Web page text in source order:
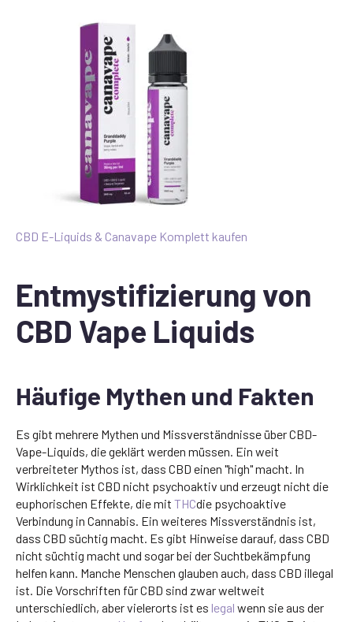
CBD E-Liquids & Canavape Komplett kaufen
Entmystifizierung von
CBD Vape Liquids
Häufige Mythen und Fakten
Es gibt mehrere Mythen und Missverständnisse über CBD-
Vape-Liquids, die geklärt werden müssen. Ein weit
verbreiteter Mythos ist, dass CBD einen "high" macht. In
Wirklichkeit ist CBD nicht psychoaktiv und erzeugt nicht die
euphorischen Effekte, die mit THCdie psychoaktive
Verbindung in Cannabis. Ein weiteres Missverständnis ist,
dass CBD süchtig macht. Es gibt Hinweise darauf, dass CBD
nicht süchtig macht und sogar bei der Suchtbekämpfung
helfen kann. Manche Menschen glauben auch, dass CBD illegal
ist. Die Vorschriften für CBD sind zwar weltweit
unterschiedlich, aber vielerorts ist es legal wenn sie aus der